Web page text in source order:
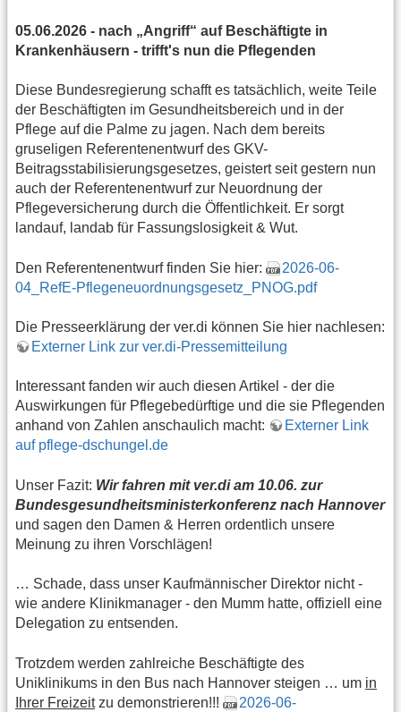
05.06.2026 - nach „Angriff“ auf Beschäftigte in
Krankenhäusern - trifft's nun die Pflegenden
Diese Bundesregierung schafft es tatsächlich, weite Teile
der Beschäftigten im Gesundheitsbereich und in der
Pflege auf die Palme zu jagen. Nach dem bereits
gruseligen Referentenentwurf des GKV-
Beitragsstabilisierungsgesetzes, geistert seit gestern nun
auch der Referentenentwurf zur Neuordnung der
Pflegeversicherung durch die Öffentlichkeit. Er sorgt
landauf, landab für Fassungslosigkeit & Wut.
Den Referentenentwurf finden Sie hier:
2026-06-
04_RefE-Pflegeneuordnungsgesetz_PNOG.pdf
Die Presseerklärung der ver.di können Sie hier nachlesen:
Externer Link zur ver.di-Pressemitteilung
Interessant fanden wir auch diesen Artikel - der die
Auswirkungen für Pflegebedürftige und die sie Pflegenden
anhand von Zahlen anschaulich macht:
Externer Link
auf pflege-dschungel.de
Unser Fazit: Wir fahren mit ver.di am 10.06. zur
Bundesgesundheitsministerkonferenz nach Hannover
und sagen den Damen & Herren ordentlich unsere
Meinung zu ihren Vorschlägen!
… Schade, dass unser Kaufmännischer Direktor nicht -
wie andere Klinikmanager - den Mumm hatte, offiziell eine
Delegation zu entsenden.
Trotzdem werden zahlreiche Beschäftigte des
Uniklinikums in den Bus nach Hannover steigen … um in
Ihrer Freizeitzu demonstrieren!!! 2026-06-